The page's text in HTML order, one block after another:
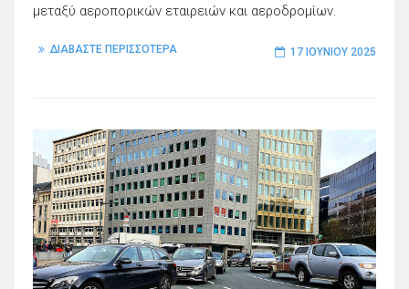
μεταξύ αεροπορικών εταιρειών και αεροδρομίων.
ΔΙΑΒΑΣΤΕ ΠΕΡΙΣΣΟΤΕΡΑ 17 ΙΟΥΝΊΟΥ 2025